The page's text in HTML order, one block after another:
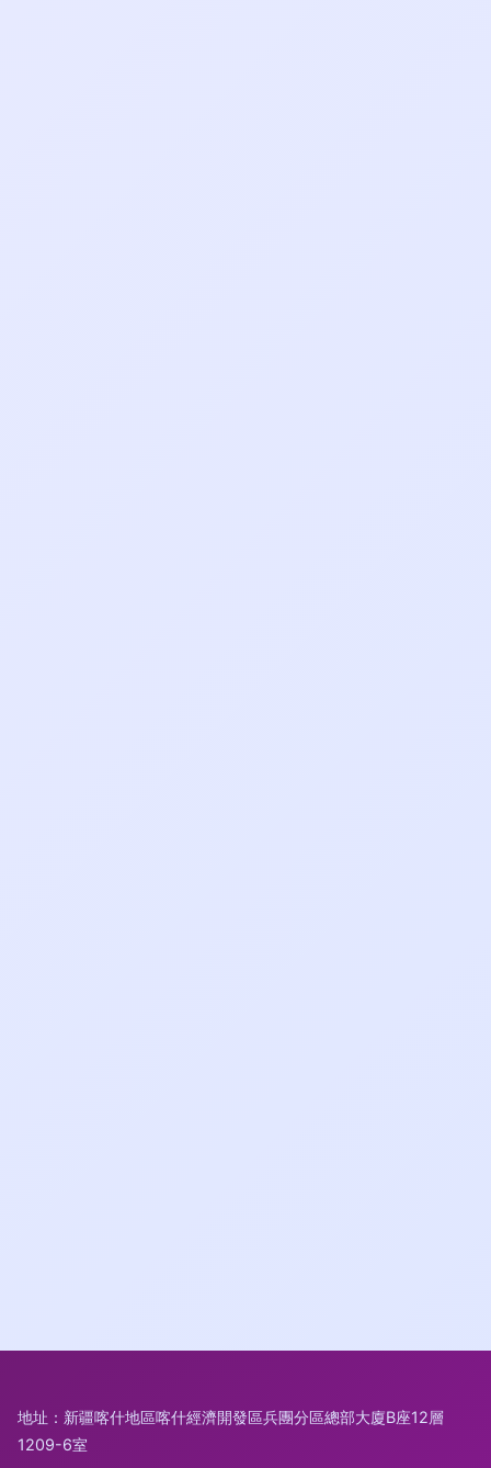
地址：新疆喀什地區喀什經濟開發區兵團分區總部大廈B座12層
1209-6室